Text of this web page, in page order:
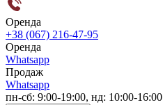
Оренда
+38 (067) 216-47-95
Оренда
Whatsapp
Продаж
Whatsapp
пн-сб: 9:00-19:00, нд: 10:00-16:00